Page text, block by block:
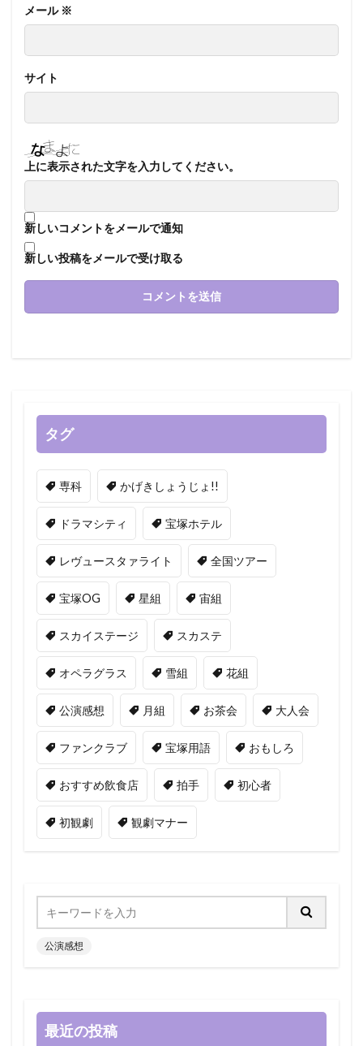
メール ※
サイト
上に表示された文字を入力してください。
新しいコメントをメールで通知
新しい投稿をメールで受け取る
タグ
専科 かげきしょうじょ!!
ドラマシティ 宝塚ホテル
レヴュースタァライト 全国ツアー
宝塚OG 星組 宙組
スカイステージ スカステ
オペラグラス 雪組 花組
公演感想 月組 お茶会 大人会
ファンクラブ 宝塚用語 おもしろ
おすすめ飲食店 拍手 初心者
初観劇 観劇マナー
公演感想
最近の投稿